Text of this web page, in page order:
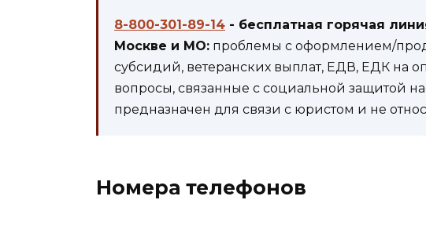
8-800-301-89-14 - бесплатная горячая
Москве и МО: проблемы с оформлением/
субсидий, ветеранских выплат, ЕДВ, ЕДК на
вопросы, связанные с социальной защитой
предназначен для связи с юристом и не
Номера телефонов